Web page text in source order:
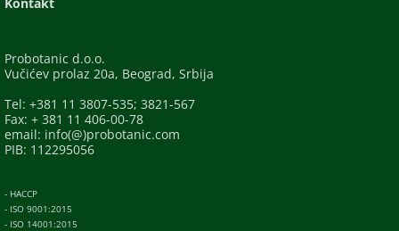
Probotanic d.o.o.
Vučićev prolaz 20a, Beograd, Srbija
Tel: +381 11 3807-535; 3821-567
Fax: + 381 11 406-00-78
email: info(@)probotanic.com
PIB: 112295056
- HACCP
- ISO 9001:2015
- ISO 14001:2015